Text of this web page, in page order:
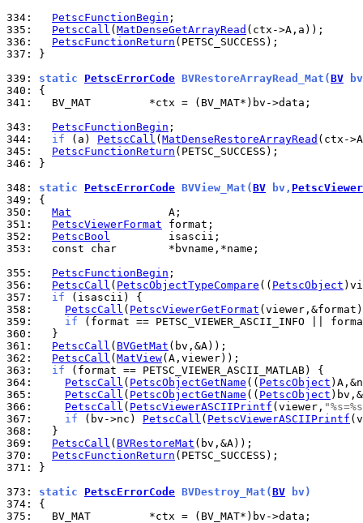
334:
PetscFunctionBegin
335:
PetscCall ( MatDenseGetArrayRead
336:
PetscFunctionReturn
337:
}
339: static PetscErrorCode BVRestoreArrayRead_Mat(BV
340:
341:
  BV_MAT         *ctx = (BV_MAT*)bv->data;
343:
PetscFunctionBegin
344:
if (a) PetscCall ( MatDenseRestoreArrayRead
345:
PetscFunctionReturn
346:
}
348: static PetscErrorCode BVView_Mat(BV bv, PetscViewer
349:
350:
Mat
351:
PetscViewerFormat
352:
PetscBool
353:
  const char        *bvname,*name;
355:
PetscFunctionBegin
356:
PetscCall ( PetscObjectTypeCompare (( PetscObject
357:
if
358:
PetscCall ( PetscViewerGetFormat
359:
if (format == PETSC_VIEWER_ASCII_INFO ||
360:
361:
PetscCall ( BVGetMat
362:
PetscCall ( MatView
363:
if
364:
PetscCall ( PetscObjectGetName (( PetscObject
365:
PetscCall ( PetscObjectGetName (( PetscObject
366:
PetscCall ( PetscViewerASCIIPrintf (viewer,
367:
if (bv->nc) PetscCall ( PetscViewerASCIIPrintf
368:
369:
PetscCall ( BVRestoreMat
370:
PetscFunctionReturn
371:
}
373: static PetscErrorCode BVDestroy_Mat(BV bv)
374:
375:
  BV_MAT         *ctx = (BV_MAT*)bv->data;